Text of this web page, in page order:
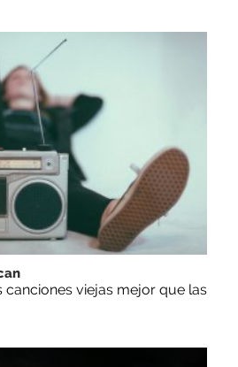
canciones viejas mejor que las